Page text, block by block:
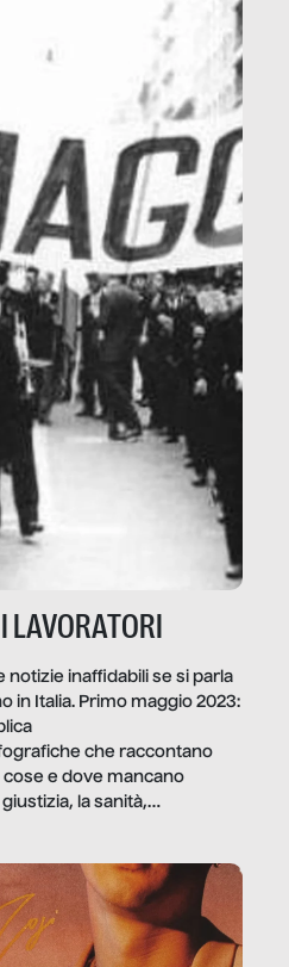
LAVORATORI
notizie inaffidabili se si parla
in Italia. Primo maggio 2023:
che raccontano
e dove mancano
la sanità,